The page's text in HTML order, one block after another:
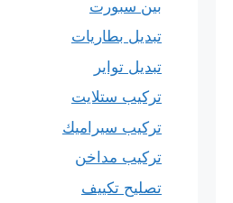
بين سبورت
تبديل بطاريات
تبديل تواير
تركيب ستلايت
تركيب سيراميك
تركيب مداخن
تصليح تكييف